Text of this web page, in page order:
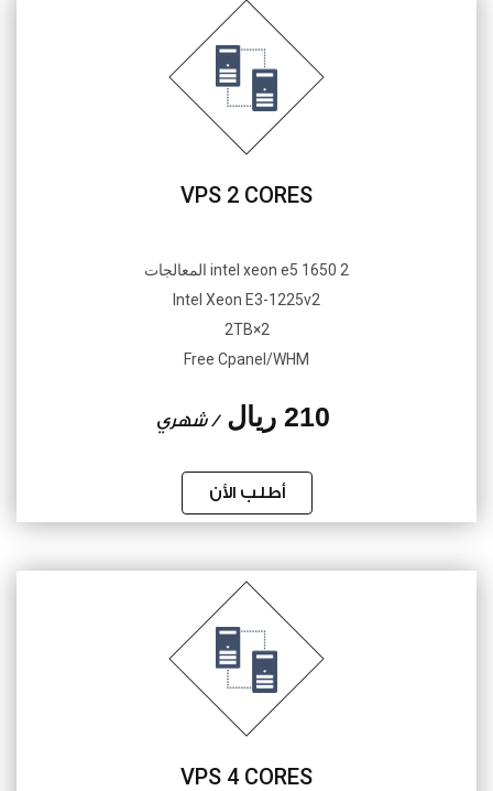
VPS 2 CORES
2 intel xeon e5 1650 المعالجات
Intel Xeon E3-1225v2
2×2TB
Free Cpanel/WHM
210 ريال / شهري
أطلب الأن
VPS 4 CORES